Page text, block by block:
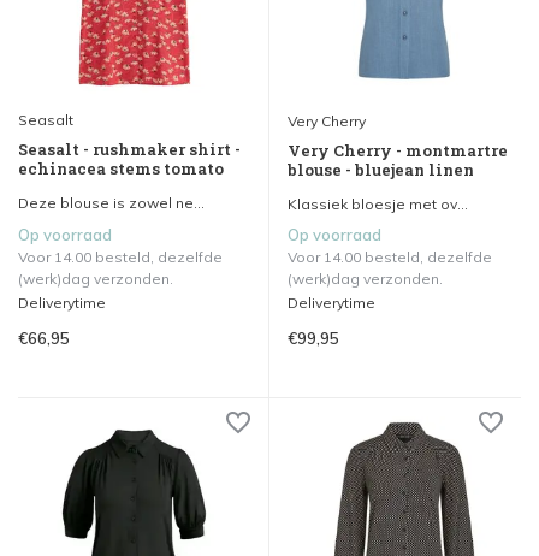
Seasalt
Seasalt - rushmaker shirt -
echinacea stems tomato
Deze blouse is zowel ne...
Op voorraad
Voor 14.00 besteld, dezelfde
(werk)dag verzonden.
Deliverytime
€66,95
Very Cherry
Very Cherry - montmartre
blouse - bluejean linen
Klassiek bloesje met ov...
Op voorraad
Voor 14.00 besteld, dezelfde
(werk)dag verzonden.
Deliverytime
€99,95